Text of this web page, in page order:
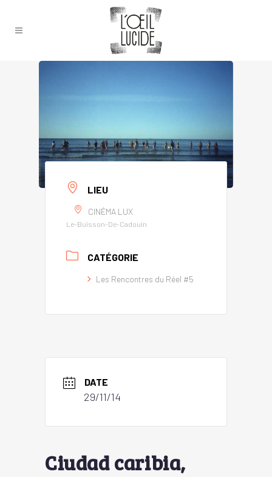
LIEU
CINÉMA LUX
Le-Buisson-De-Cadouin
CATÉGORIE
Les Rencontres du Réel #5
DATE
29/11/14
Ciudad caribia,